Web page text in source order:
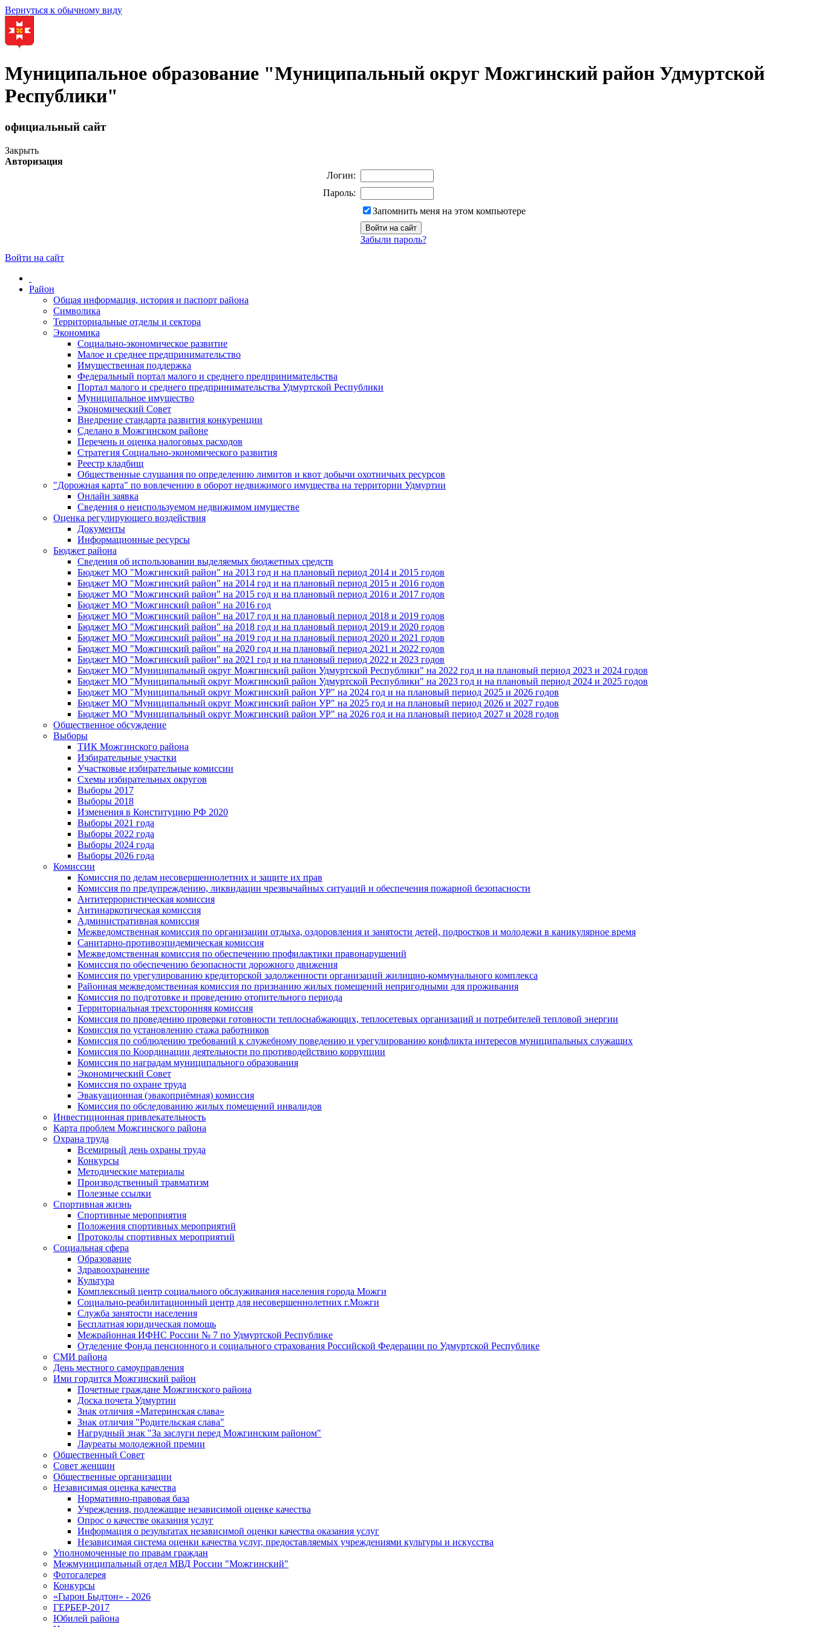
Вернуться к обычному виду
Муниципальное образование "Муниципальный округ Можгинский район Удмуртской
Республики"
официальный сайт
Закрыть
Авторизация
Логин:
Пароль:
Запомнить меня на этом компьютере
Забыли пароль?
Войти на сайт
Район
Общая информация, история и паспорт района
Символика
Территориальные отделы и сектора
Экономика
Социально-экономическое развитие
Малое и среднее предпринимательство
Имущественная поддержка
Федеральный портал малого и среднего предпринимательства
Портал малого и среднего предпринимательства Удмуртской Республики
Муниципальное имущество
Экономический Совет
Внедрение стандарта развития конкуренции
Сделано в Можгинском районе
Перечень и оценка налоговых расходов
Стратегия Социально-экономического развития
Реестр кладбищ
Общественные слушания по определению лимитов и квот добычи охотничьих ресурсов
"Дорожная карта" по вовлечению в оборот недвижимого имущества на территории Удмуртии
Онлайн заявка
Сведения о неиспользуемом недвижимом имуществе
Оценка регулирующего воздействия
Документы
Информационные ресурсы
Бюджет района
Сведения об использовании выделяемых бюджетных средств
Бюджет МО "Можгинский район" на 2013 год и на плановый период 2014 и 2015 годов
Бюджет МО "Можгинский район" на 2014 год и на плановый период 2015 и 2016 годов
Бюджет МО "Можгинский район" на 2015 год и на плановый период 2016 и 2017 годов
Бюджет МО "Можгинский район" на 2016 год
Бюджет МО "Можгинский район" на 2017 год и на плановый период 2018 и 2019 годов
Бюджет МО "Можгинский район" на 2018 год и на плановый период 2019 и 2020 годов
Бюджет МО "Можгинский район" на 2019 год и на плановый период 2020 и 2021 годов
Бюджет МО "Можгинский район" на 2020 год и на плановый период 2021 и 2022 годов
Бюджет МО "Можгинский район" на 2021 год и на плановый период 2022 и 2023 годов
Бюджет МО "Муниципальный округ Можгинский район Удмуртской Республики" на 2022 год и на плановый период 2023 и 2024 годов
Бюджет МО "Муниципальный округ Можгинский район Удмуртской Республики" на 2023 год и на плановый период 2024 и 2025 годов
Бюджет МО "Муниципальный округ Можгинский район УР" на 2024 год и на плановый период 2025 и 2026 годов
Бюджет МО "Муниципальный округ Можгинский район УР" на 2025 год и на плановый период 2026 и 2027 годов
Бюджет МО "Муниципальный округ Можгинский район УР" на 2026 год и на плановый период 2027 и 2028 годов
Общественное обсуждение
Выборы
ТИК Можгинского района
Избирательные участки
Участковые избирательные комиссии
Схемы избирательных округов
Выборы 2017
Выборы 2018
Изменения в Конституцию РФ 2020
Выборы 2021 года
Выборы 2022 года
Выборы 2024 года
Выборы 2026 года
Комиссии
Комиссия по делам несовершеннолетних и защите их прав
Комиссия по предупреждению, ликвидации чрезвычайных ситуаций и обеспечения пожарной безопасности
Антитеррористическая комиссия
Антинаркотическая комиссия
Административная комиссия
Межведомственная комиссия по организации отдыха, оздоровления и занятости детей, подростков и молодежи в каникулярное время
Санитарно-противоэпидемическая комиссия
Межведомственная комиссия по обеспечению профилактики правонарушений
Комиссия по обеспечению безопасности дорожного движения
Комиссия по урегулированию кредиторской задолженности организаций жилищно-коммунального комплекса
Районная межведомственная комиссия по признанию жилых помещений непригодными для проживания
Комиссия по подготовке и проведению отопительного периода
Территориальная трехсторонняя комиссия
Комиссия по проведению проверки готовности теплоснабжающих, теплосетевых организаций и потребителей тепловой энергии
Комиссия по установлению стажа работников
Комиссия по соблюдению требований к служебному поведению и урегулированию конфликта интересов муниципальных служащих
Комиссия по Координации деятельности по противодействию коррупции
Комиссия по наградам муниципального образования
Экономический Совет
Комиссия по охране труда
Эвакуационная (эвакоприёмная) комиссия
Комиссия по обследованию жилых помещений инвалидов
Инвестиционная привлекательность
Карта проблем Можгинского района
Охрана труда
Всемирный день охраны труда
Конкурсы
Методические материалы
Производственный травматизм
Полезные ссылки
Спортивная жизнь
Спортивные мероприятия
Положения спортивных мероприятий
Протоколы спортивных мероприятий
Социальная сфера
Образование
Здравоохранение
Культура
Комплексный центр социального обслуживания населения города Можги
Социально-реабилитационный центр для несовершеннолетних г.Можги
Служба занятости населения
Бесплатная юридическая помощь
Межрайонная ИФНС России № 7 по Удмуртской Республике
Отделение Фонда пенсионного и социального страхования Российской Федерации по Удмуртской Республике
СМИ района
День местного самоуправления
Ими гордится Можгинский район
Почетные граждане Можгинского района
Доска почета Удмуртии
Знак отличия «Материнская слава»
Знак отличия "Родительская слава"
Нагрудный знак "За заслуги перед Можгинским районом"
Лауреаты молодежной премии
Общественный Совет
Совет женщин
Общественные организации
Независимая оценка качества
Нормативно-правовая база
Учреждения, подлежащие независимой оценке качества
Опрос о качестве оказания услуг
Информация о результатах независимой оценки качества оказания услуг
Независимая система оценки качества услуг, предоставляемых учреждениями культуры и искусства
Уполномоченные по правам граждан
Межмуниципальный отдел МВД России "Можгинский"
Фотогалерея
Конкурсы
«Гырон Быдтон» - 2026
ГЕРБЕР-2017
Юбилей района